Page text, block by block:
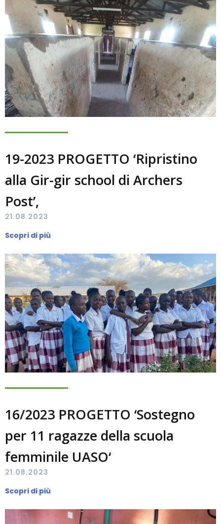
19-2023 PROGETTO ‘Ripristino
alla Gir-gir school di Archers
Post’,
21.08.2023
Scopri di più
16/2023 PROGETTO ‘Sostegno
per 11 ragazze della scuola
femminile UASO‘
21.08.2023
Scopri di più